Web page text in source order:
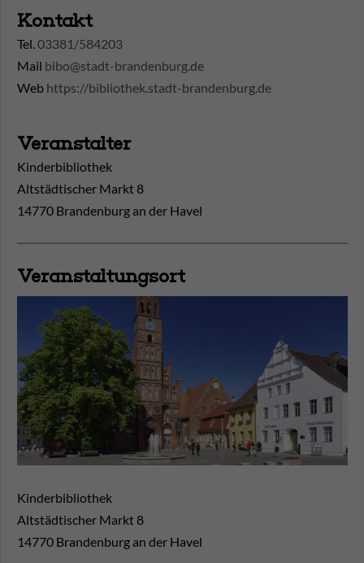
Kontakt
Tel.03381/584203
Mail bibo@stadt-brandenburg.de
Web https://bibliothek.stadt-brandenburg.de
Veranstalter
Kinderbibliothek
Altstädtischer Markt 8
14770 Brandenburg an der Havel
Veranstaltungsort
Kinderbibliothek
Altstädtischer Markt 8
14770 Brandenburg an der Havel